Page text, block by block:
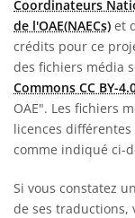
Coordinateurs
de l'OAE(NAECs) et
crédits pour ce
des fichiers média
Commons CC BY-
OAE". Les fichiers
licences
comme indiqué ci-
Si vous constatez
de ses traductions,